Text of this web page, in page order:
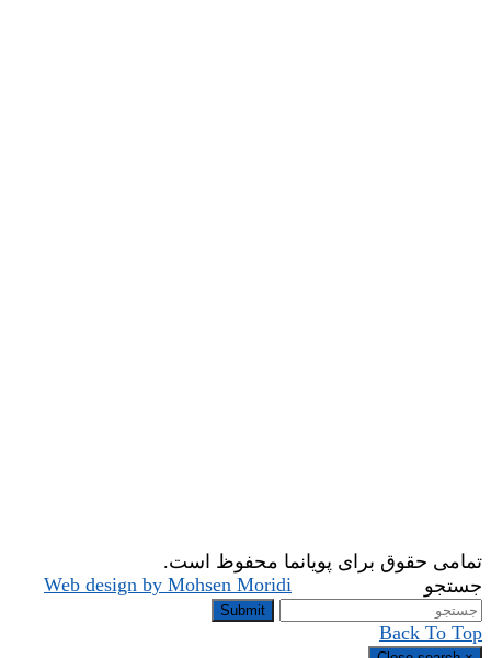
تمامی حقوق برای پویانما محفوظ است.
Web design by Mohsen Moridi
جستجو
Submit
Back To Top